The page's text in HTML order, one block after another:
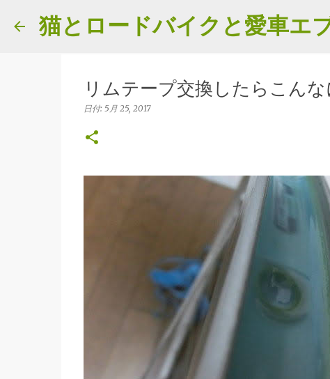
猫とロードバイクと愛車エ
リムテープ交換したらこん
日付: 5月 25, 2017